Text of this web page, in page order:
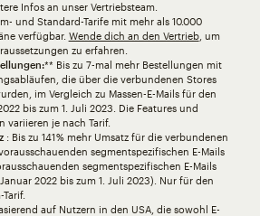
Infos an unser Vertriebsteam.
und Standard-Tarife mit mehr als 10.000
verfügbar. Wende dich an den Vertrieb, um
zu erfahren.
** Bis zu 7-mal mehr Bestellungen mit
die über die verbundenen Stores
im Vergleich zu Massen-E-Mails für den
bis zum 1. Juli 2023. Die Features und
variieren je nach Tarif.
: Bis zu 141 % mehr Umsatz für die verbundenen
segmentspezifischen E-Mails
segmentspezifischen E-Mails
2022 bis zum 1. Juli 2023). Nur für den
auf Nutzern in den USA, die sowohl E-